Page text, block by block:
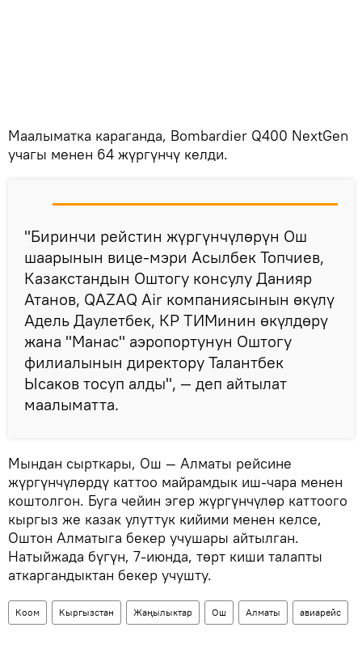
Маалыматка караганда, Bombardier Q400 NextGen
учагы менен 64 жүргүнчү келди.
"Биринчи рейстин жүргүнчүлөрүн Ош
шаарынын вице-мэри Асылбек Топчиев,
Казакстандын Оштогу консулу Данияр
Атанов, QAZAQ Air компаниясынын өкүлү
Адель Даулетбек, КР ТИМинин өкүлдөрү
жана "Манас" аэропортунун Оштогу
филиалынын директору Талантбек
Ысаков тосуп алды", — деп айтылат
маалыматта.
Мындан сырткары, Ош — Алматы рейсине
жүргүнчүлөрдү каттоо майрамдык иш-чара менен
коштолгон. Буга чейин эгер жүргүнчүлөр каттоого
кыргыз же казак улуттук кийими менен келсе,
Оштон Алматыга бекер учушары айтылган.
Натыйжада бүгүн, 7-июнда, төрт киши талапты
аткаргандыктан бекер учушту.
Коом Кыргызстан Жаңылыктар Ош Алматы авиарейс